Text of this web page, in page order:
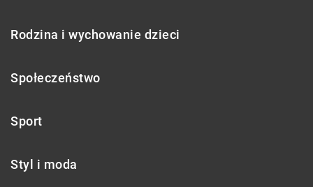
Rodzina i wychowanie dzieci
Społeczeństwo
Sport
Styl i moda